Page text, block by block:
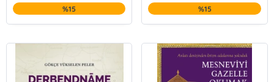
%15 %15